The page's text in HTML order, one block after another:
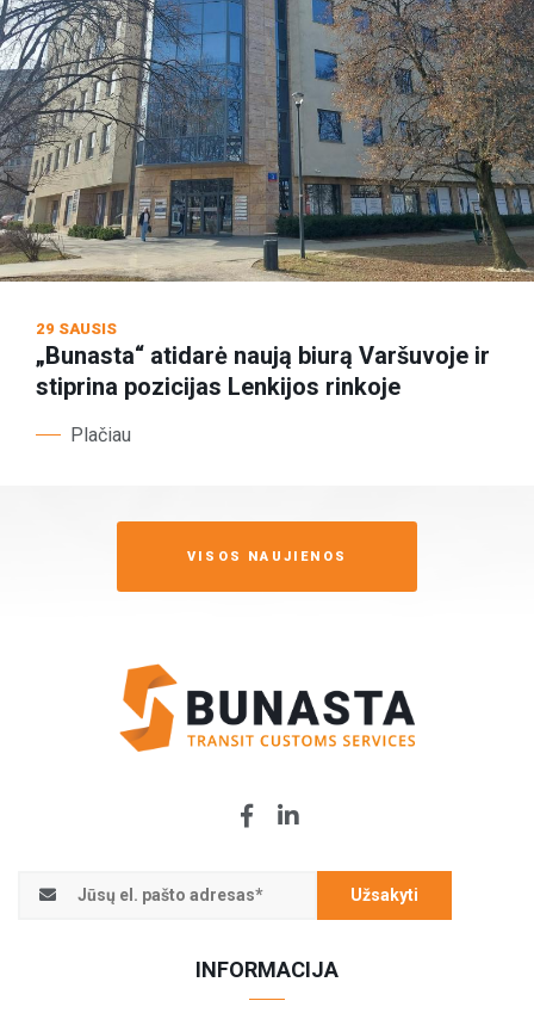
29 SAUSIS
„Bunasta“ atidarė naują biurą Varšuvoje ir
stiprina pozicijas Lenkijos rinkoje
Plačiau
VISOS NAUJIENOS
Užsakyti
INFORMACIJA